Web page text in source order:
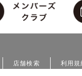
店舗検索 利用規